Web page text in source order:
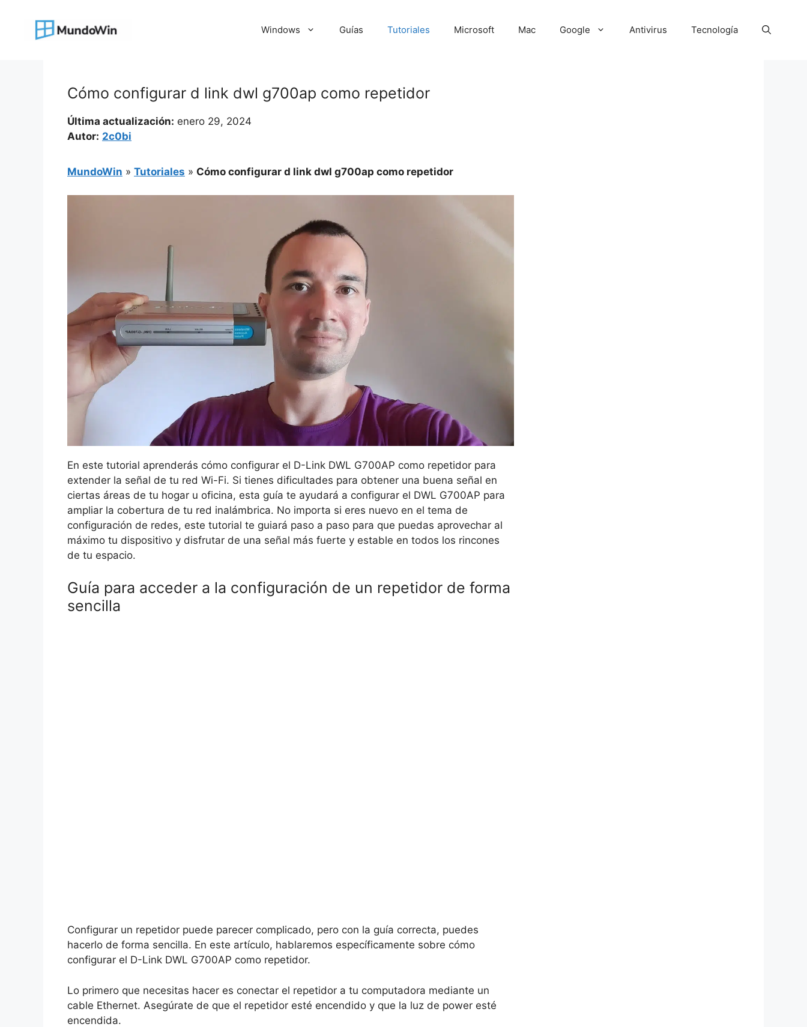
contenido
Windows Guías Tutoriales Microsoft Mac Google Antivirus Tecnología
Cómo configurar d link dwl g700ap como repetidor
Última actualización: enero 29, 2024
Autor: 2c0bi
MundoWin » Tutoriales » Cómo configurar d link dwl g700ap como repetidor
En este tutorial aprenderás cómo configurar el D-Link DWL G700AP como repetidor para
extender la señal de tu red Wi-Fi. Si tienes dificultades para obtener una buena señal en
ciertas áreas de tu hogar u oficina, esta guía te ayudará a configurar el DWL G700AP para
ampliar la cobertura de tu red inalámbrica. No importa si eres nuevo en el tema de
configuración de redes, este tutorial te guiará paso a paso para que puedas aprovechar al
máximo tu dispositivo y disfrutar de una señal más fuerte y estable en todos los rincones
de tu espacio.
Guía para acceder a la configuración de un repetidor de forma
sencilla
Configurar un repetidor puede parecer complicado, pero con la guía correcta, puedes
hacerlo de forma sencilla. En este artículo, hablaremos específicamente sobre cómo
configurar el D-Link DWL G700AP como repetidor.
Lo primero que necesitas hacer es conectar el repetidor a tu computadora mediante un
cable Ethernet. Asegúrate de que el repetidor esté encendido y que la luz de power esté
encendida.